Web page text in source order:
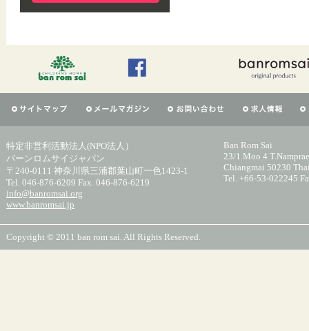
特定非営利活動法人(NPO法人）
バーンロムサイジャパン
〒240-0111 神奈川県三浦郡葉山町一色1423-1
Tel. 046-876-6209 Fax. 046-876-6219
info@banromsai.org
www.banromsai.jp
Ban Rom Sai
23/1 Moo 4
Chiangmai 50230
Tel. +66-53-022245
Copyright © 2011 ban rom sai. All Rights Reserved.